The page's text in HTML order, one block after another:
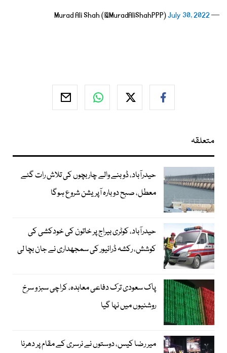
— Murad Ali Shah (@MuradAliShahPPP)
July 30, 2022
متعلقہ
حیدرآباد، ڈوبنے والے چار بچوں کی تلاش رات گئے
معطل، صبح دوبارہ آپریشن شروع ہوگا
حیدرآباد، کوٹری بیراج پر خاتون کی خودکشی کی
کوشش، رکشہ ڈرائیور کی سمجھداری نے جان بچا لی
پاک سعودی ترک دفاعی معاہدہ، کراچی سبز و سرخ
روشنیوں میں نہا گیا
میر رضا کیس، دوستوں نے نرسری کے مقام پر دھرنا